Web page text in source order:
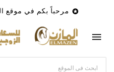
 مرحباً بكم في موقع
